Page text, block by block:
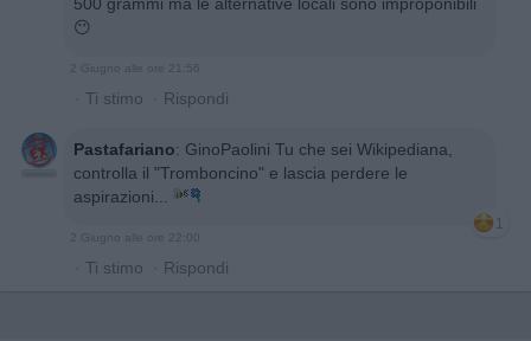
😶
2 Giugno alle ore 21:56
· Ti stimo · Rispondi
Pastafariano: GinoPaolini Tu che sei Wikipediana,
controlla il "Tromboncino" e lascia perdere le
aspirazioni...
1
2 Giugno alle ore 22:00
· Ti stimo · Rispondi